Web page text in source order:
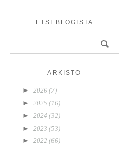
ETSI BLOGISTA
ARKISTO
►2026(7)
►2025(16)
► 2024(32)
► 2023(53)
►2022(66)